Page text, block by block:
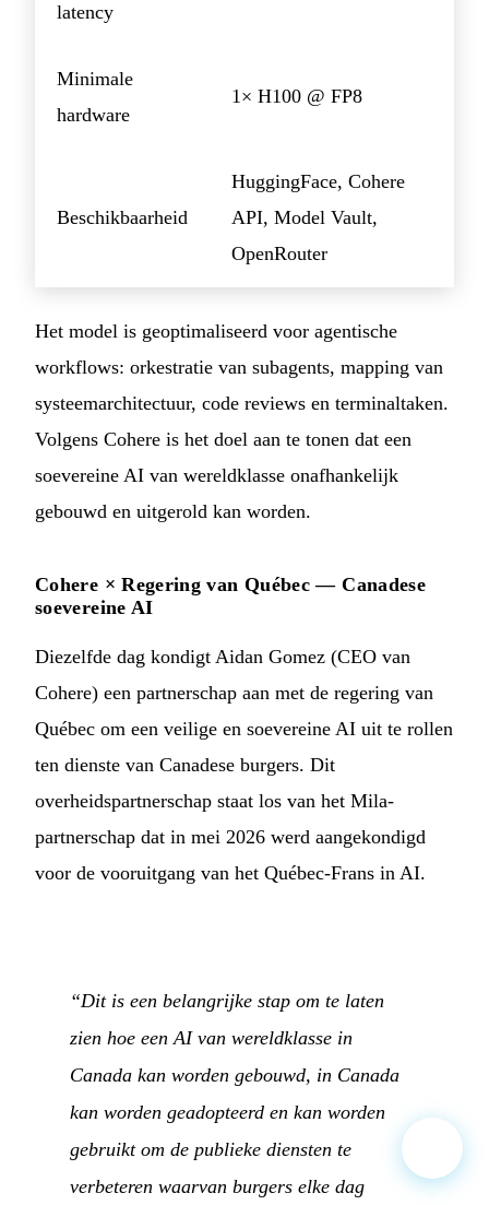
latency
Minimale
hardware
1× H100 @ FP8
Beschikbaarheid
HuggingFace, Cohere
API, Model Vault,
OpenRouter
Het model is geoptimaliseerd voor agentische
workflows: orkestratie van subagents, mapping van
systeemarchitectuur, code reviews en terminaltaken.
Volgens Cohere is het doel aan te tonen dat een
soevereine AI van wereldklasse onafhankelijk
gebouwd en uitgerold kan worden.
Cohere × Regering van Québec — Canadese
soevereine AI
Diezelfde dag kondigt Aidan Gomez (CEO van
Cohere) een partnerschap aan met de regering van
Québec om een veilige en soevereine AI uit te rollen
ten dienste van Canadese burgers. Dit
overheidspartnerschap staat los van het Mila-
partnerschap dat in mei 2026 werd aangekondigd
voor de vooruitgang van het Québec-Frans in AI.
“Dit is een belangrijke stap om te laten
zien hoe een AI van wereldklasse in
Canada kan worden gebouwd, in Canada
kan worden geadopteerd en kan worden
gebruikt om de publieke diensten te
verbeteren waarvan burgers elke dag